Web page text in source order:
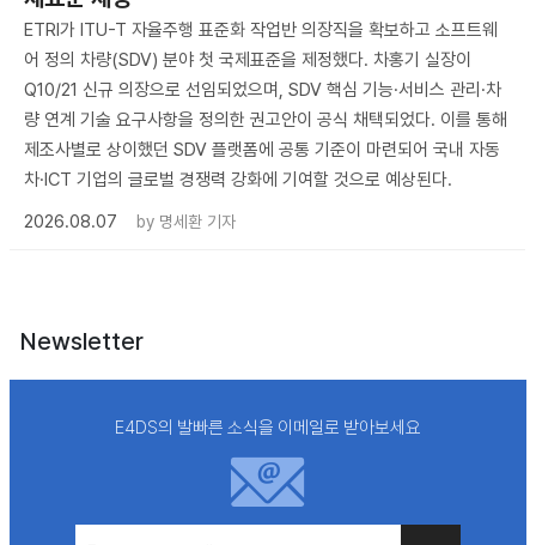
ETRI가 ITU-T 자율주행 표준화 작업반 의장직을 확보하고 소프트웨
어 정의 차량(SDV) 분야 첫 국제표준을 제정했다. 차홍기 실장이
Q10/21 신규 의장으로 선임되었으며, SDV 핵심 기능·서비스 관리·차
량 연계 기술 요구사항을 정의한 권고안이 공식 채택되었다. 이를 통해
제조사별로 상이했던 SDV 플랫폼에 공통 기준이 마련되어 국내 자동
차·ICT 기업의 글로벌 경쟁력 강화에 기여할 것으로 예상된다.
2026.08.07
by 명세환 기자
Newsletter
E4DS의 발빠른 소식을 이메일로 받아보세요